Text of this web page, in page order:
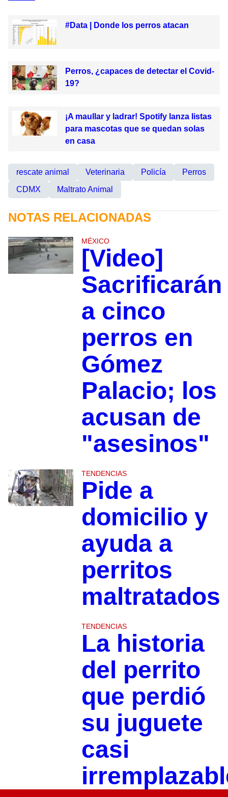
#Data | Donde los perros atacan
Perros, ¿capaces de detectar el Covid-
19?
¡A maullar y ladrar! Spotify lanza listas
para mascotas que se quedan solas
en casa
rescate animal Veterinaria Policía
Perros
CDMX
Maltrato Animal
NOTAS RELACIONADAS
MÉXICO
[Video]
Sacrificarán
a cinco
perros en
Gómez
Palacio; los
acusan de
"asesinos"
TENDENCIAS
Pide a
domicilio y
ayuda a
perritos
maltratados
TENDENCIAS
La historia
del perrito
que perdió
su juguete
casi